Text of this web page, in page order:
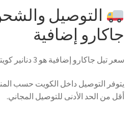
التوصيل
جاكارو إضافية
سعر تيل جاكارو إضافية هو 3 دنانير كويتية.
يتوفر التوصيل داخل الكويت حسب
أقل من الحد الأدنى للتوصيل المجاني.